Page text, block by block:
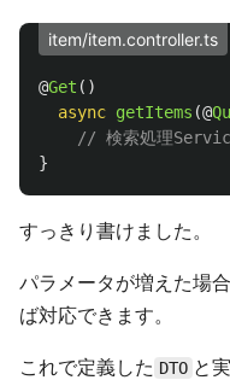
item/item.controller.ts
@Get ()
async getItems (@
// 検索処理
}
すっきり書けました。
パラメータが増えた場合
ば対応できます。
これで定義した DTO と